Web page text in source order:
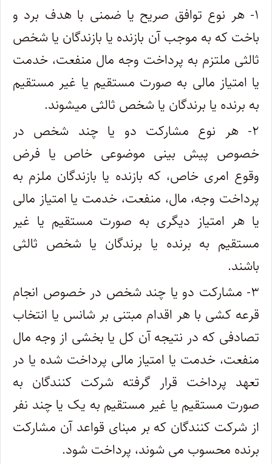
۱- هر نوع توافق صریح یا ضمنی با هدف برد و
باخت که به موجب آن بازنده یا بازندگان یا شخص
ثالثی ملتزم به پرداخت وجه مال منفعت، خدمت
یا امتیاز مالی به صورت مستقیم یا غیر مستقیم
به برنده یا برندگان یا شخص ثالثی میشوند.
۲- هر نوع مشارکت دو یا چند شخص در
خصوص پیش بینی موضوعی خاص یا فرض
وقوع امری خاص، که بازنده یا بازندگان ملزم به
پرداخت وجه، مال، منفعت، خدمت یا امتیاز مالی
یا هر امتیاز دیگری به صورت مستقیم یا غیر
مستقیم به برنده یا برندگان یا شخص ثالثی
باشند.
۳- مشارکت دو یا چند شخص در خصوص انجام
قرعه کشی با هر اقدام مبتنی بر شانس یا انتخاب
تصادفی که در نتیجه آن کل یا بخشی از وجه مال
منفعت، خدمت یا امتیاز مالی پرداخت شده یا در
تعهد پرداخت قرار گرفته شرکت کنندگان به
صورت مستقیم یا غیر مستقیم به یک یا چند نفر
از شرکت کنندگان که بر مبنای قواعد آن مشارکت
برنده محسوب می شوند، پرداخت شود.